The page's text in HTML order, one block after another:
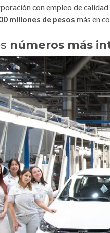
con empleo de calidad
millones de pesos más en
números más